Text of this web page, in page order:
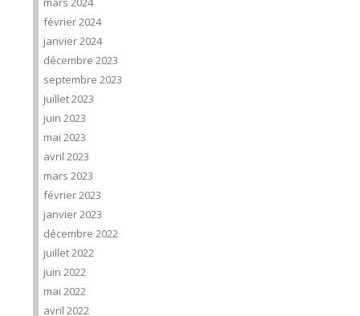
février 2024
janvier 2024
décembre 2023
septembre 2023
juillet 2023
juin 2023
mai 2023
avril 2023
mars 2023
février 2023
janvier 2023
décembre 2022
juillet 2022
juin 2022
mai 2022
avril 2022